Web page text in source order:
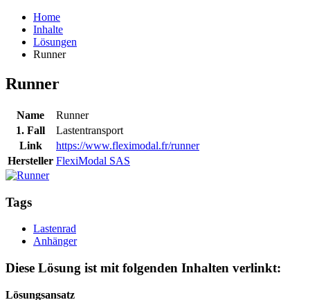
Home
Inhalte
Lösungen
Runner
Runner
Name
Runner
1. Fall
Lastentransport
Link
https://www.fleximodal.fr/runner
Hersteller FlexiModal SAS
Tags
Lastenrad
Anhänger
Diese Lösung ist mit folgenden Inhalten verlinkt:
Lösungsansatz